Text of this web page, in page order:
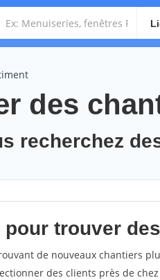
des
recherchez
trouver
de nouveaux chantiers
des clients près de